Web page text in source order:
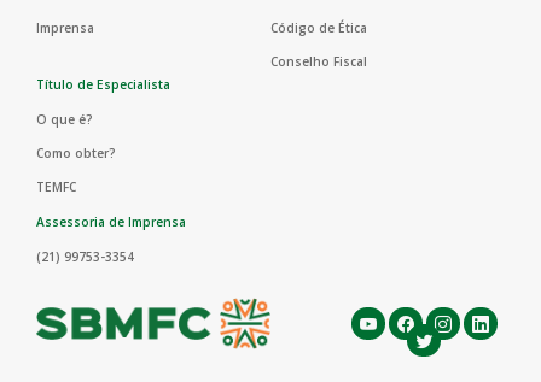
Imprensa
Código de Ética
Conselho Fiscal
Título de Especialista
O que é?
Como obter?
TEMFC
Assessoria de Imprensa
(21) 99753-3354